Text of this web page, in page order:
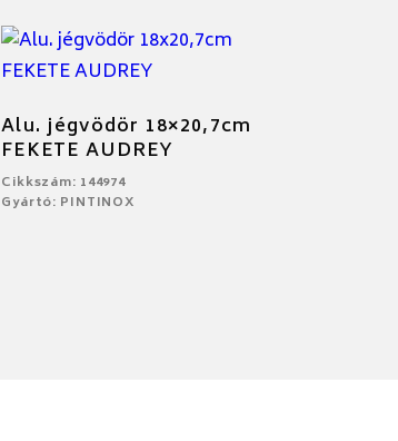
Alu. jégvödör 18×20,7cm
FEKETE AUDREY
Cikkszám: 144974
Gyártó: PINTINOX